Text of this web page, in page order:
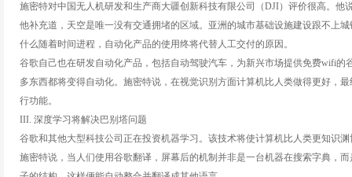
施密特对中国无人机研发和生产商大疆创新科技有限公司（DJI）评价很高。
他补充道，天空是唯一没有交通拥堵的区域。亚洲的城市基础设施建设跟不上
什么随着时间进程，自动化产品的使用终将代替人工交付的原因。
谷歌自己也在研发自动化产品，包括自动驾驶汽车，为新兴市场提供免费wifi
多东西都将变得自动化。施密特说，在视觉识别方面计算机比人类做得更好，
行功能。
III. 深度学习将解决巴别塔问题
谷歌和其他大型科技公司正在投资机器学习。该技术将使计算机比人类更知识
施密特说，当人们使用谷歌翻译，屏幕后的机制并非是一台机器在搜索字典，